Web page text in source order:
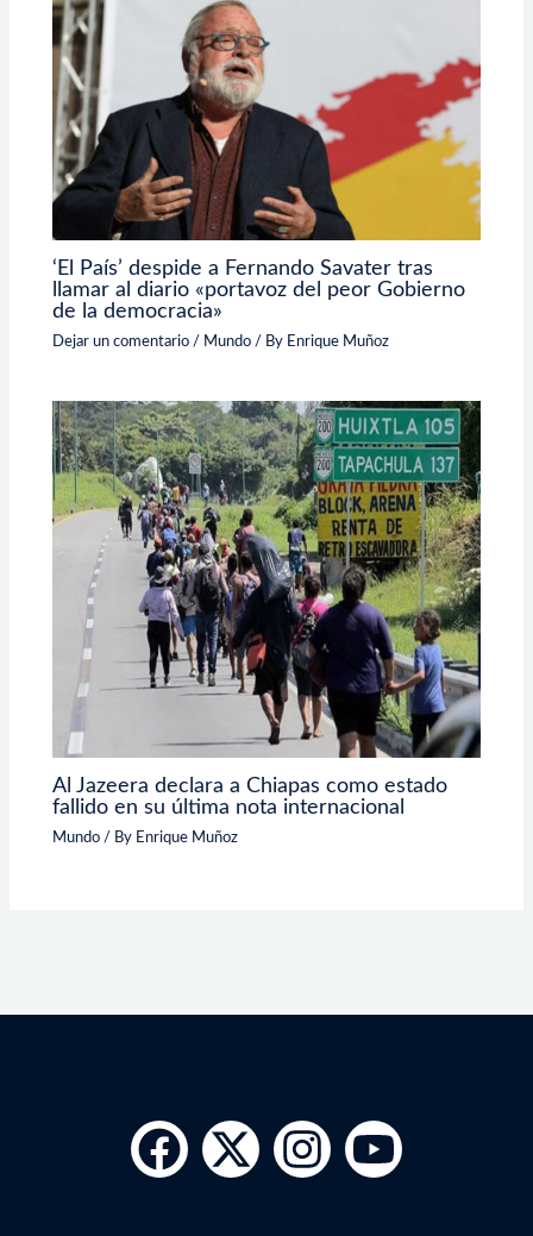
‘El País’ despide a Fernando Savater tras
llamar al diario «portavoz del peor Gobierno
de la democracia»
Dejar un comentario / Mundo / By Enrique Muñoz
Al Jazeera declara a Chiapas como estado
fallido en su última nota internacional
Mundo / By Enrique Muñoz